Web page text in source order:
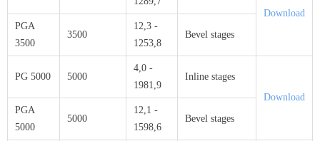
Download
PGA
3500
3500
12,3 -
1253,8
Bevel stages
PG 5000 5000
4,0 -
1981,9
Inline stages
Download
PGA
5000
5000
12,1 -
1598,6
Bevel stages